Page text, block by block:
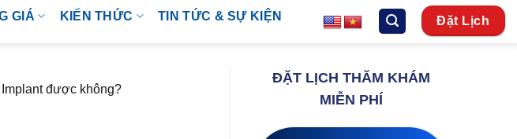
GIÁ KIẾN THỨC TIN TỨC & SỰ KIỆN Đặt Lịch
được không?
ĐẶT LỊCH THĂM KHÁM
MIỄN PHÍ